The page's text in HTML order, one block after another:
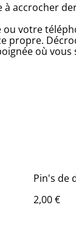
à accrocher
votre
propre.
où vous
Pin's de
2,00 €